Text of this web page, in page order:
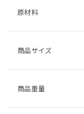
原材料
商品サイズ
商品重量